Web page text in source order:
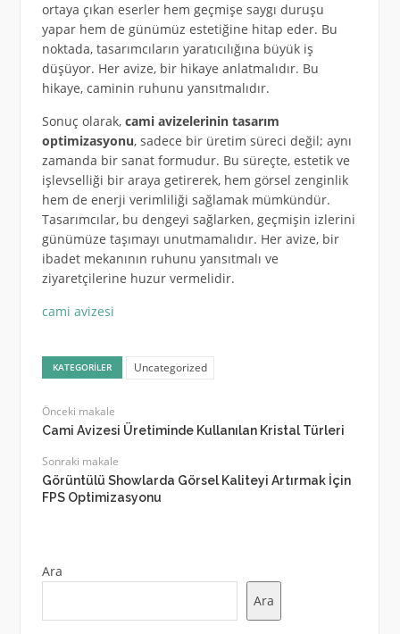
ortaya çıkan eserler hem geçmişe saygı duruşu
yapar hem de günümüz estetiğine hitap eder. Bu
noktada, tasarımcıların yaratıcılığına büyük iş
düşüyor. Her avize, bir hikaye anlatmalıdır. Bu
hikaye, caminin ruhunu yansıtmalıdır.
Sonuç olarak, cami avizelerinin tasarım
optimizasyonu, sadece bir üretim süreci değil; aynı
zamanda bir sanat formudur. Bu süreçte, estetik ve
işlevselliği bir araya getirerek, hem görsel zenginlik
hem de enerji verimliliği sağlamak mümkündür.
Tasarımcılar, bu dengeyi sağlarken, geçmişin izlerini
günümüze taşımayı unutmamalıdır. Her avize, bir
ibadet mekanının ruhunu yansıtmalı ve
ziyaretçilerine huzur vermelidir.
cami avizesi
KATEGORILER Uncategorized
Önceki makale
Cami Avizesi Üretiminde Kullanılan Kristal Türleri
Sonraki makale
Görüntülü Showlarda Görsel Kaliteyi Artırmak İçin
FPS Optimizasyonu
Ara
Ara